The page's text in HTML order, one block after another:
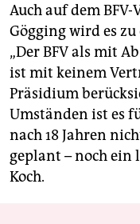
Auch auf dem
Gögging wird es
„Der BFV als mit
ist mit keinem
Präsidium
Umständen ist es
nach 18 Jahren
geplant – noch ein
Koch.